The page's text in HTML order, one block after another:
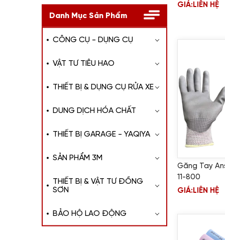
Danh Mục Sản Phẩm
CÔNG CỤ - DỤNG CỤ
VẬT TƯ TIÊU HAO
THIẾT BỊ & DỤNG CỤ RỬA XE
DUNG DỊCH HÓA CHẤT
THIẾT BỊ GARAGE - YAQIYA
SẢN PHẨM 3M
THIẾT BỊ & VẬT TƯ ĐỒNG
SƠN
BẢO HỘ LAO ĐỘNG
GIÁ: LIÊN HỆ
Găng Tay
11-800
GIÁ: LIÊN HỆ